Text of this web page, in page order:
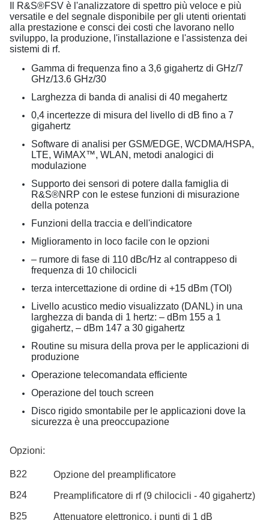
Il R&S®FSV è l'analizzatore di spettro più veloce e più
versatile e del segnale disponibile per gli utenti orientati
alla prestazione e consci dei costi che lavorano nello
sviluppo, la produzione, l'installazione e l'assistenza dei
sistemi di rf.
Gamma di frequenza fino a 3,6 gigahertz di GHz/7
GHz/13.6 GHz/30
Larghezza di banda di analisi di 40 megahertz
0,4 incertezze di misura del livello di dB fino a 7
gigahertz
Software di analisi per GSM/EDGE, WCDMA/HSPA,
LTE, WiMAX™, WLAN, metodi analogici di
modulazione
Supporto dei sensori di potere dalla famiglia di
R&S®NRP con le estese funzioni di misurazione
della potenza
Funzioni della traccia e dell'indicatore
Miglioramento in loco facile con le opzioni
– rumore di fase di 110 dBc/Hz al contrappeso di
frequenza di 10 chilocicli
terza intercettazione di ordine di +15 dBm (TOI)
Livello acustico medio visualizzato (DANL) in una
larghezza di banda di 1 hertz: – dBm 155 a 1
gigahertz, – dBm 147 a 30 gigahertz
Routine su misura della prova per le applicazioni di
produzione
Operazione telecomandata efficiente
Operazione del touch screen
Disco rigido smontabile per le applicazioni dove la
sicurezza è una preoccupazione
Opzioni:
B22
Opzione del preamplificatore
B24
Preamplificatore di rf (9 chilocicli - 40 gigahertz)
B25
Attenuatore elettronico, i punti di 1 dB